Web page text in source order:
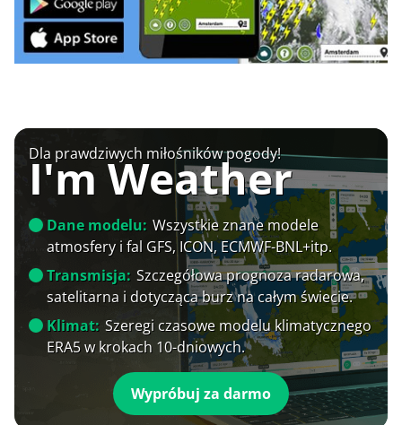
Dla prawdziwych miłośników pogody!
I'm Weather
Dane modelu: Wszystkie znane modele
atmosfery i fal GFS, ICON, ECMWF-BNL+itp.
Transmisja: Szczegółowa prognoza radarowa,
satelitarna i dotycząca burz na całym świecie.
Klimat: Szeregi czasowe modelu klimatycznego
ERA5 w krokach 10-dniowych.
Wypróbuj za darmo